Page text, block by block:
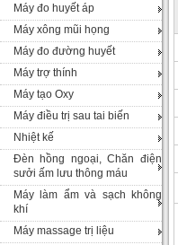
Máy đo huyết áp
Máy xông mũi họng
Máy đo đường huyết
Máy trợ thính
Máy tạo Oxy
Máy điều trị sau tai biến
Nhiệt kế
Đèn hồng ngoại, Chăn điện
sưởi ấm lưu thông máu
Máy làm ẩm và sạch không
khí
Máy massage trị liệu